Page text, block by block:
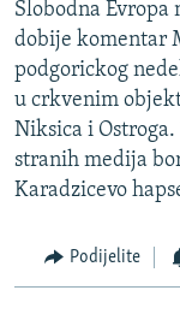
RSE PRIČE IZ
ISPRIČAJ MI
DNEVNO@RSE
SPECIJALI RSE
VIŠE OD NASLOVA
Slobodna
dobije komentar
podgorickog
u crkvenim
Niksica i
stranih medija
Karadzicevo
Podijelite